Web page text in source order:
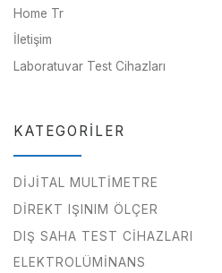
Home Tr
İletişim
Laboratuvar Test Cihazları
KATEGORILER
DIJITAL MULTIMETRE
DIREKT IŞINIM ÖLÇER
DIŞ SAHA TEST CIHAZLARI
ELEKTROLÜMINANS